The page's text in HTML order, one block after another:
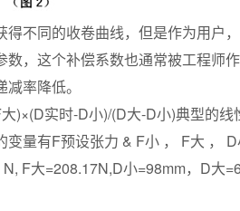
不同的收卷曲线，但是作为用户
，这个补偿系数也通常被工程师
率降低。
实时-D小)/(D大-D小)典型的线
量有F预设张力 & F小 ， F大 ， D
F大=208.17N,D小=98mm，D大